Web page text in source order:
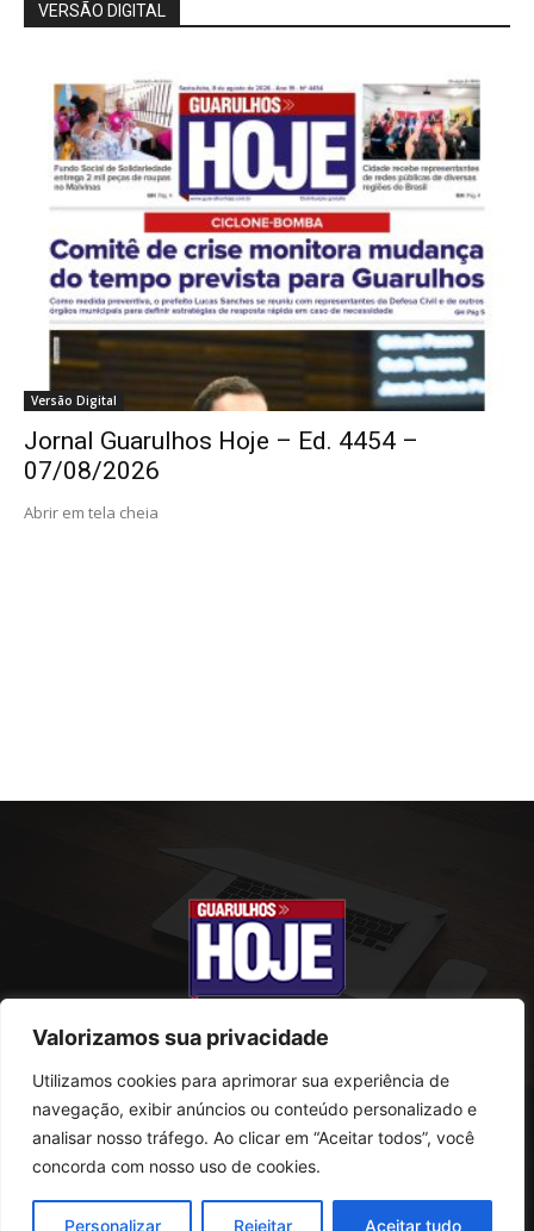
Valorizamos sua privacidade
Utilizamos cookies para aprimorar sua experiência de
navegação, exibir anúncios ou conteúdo personalizado e
analisar nosso tráfego. Ao clicar em “Aceitar todos”, você
concorda com nosso uso de cookies.
Personalizar Rejeitar Aceitar tudo
VERSÃO DIGITAL
Versão Digital
Jornal Guarulhos Hoje – Ed. 4454 –
07/08/2026
Abrir em tela cheia
SOBRE NÓS
Rua Conselheiro Antonio Prado, 121
CEP: 07095-180